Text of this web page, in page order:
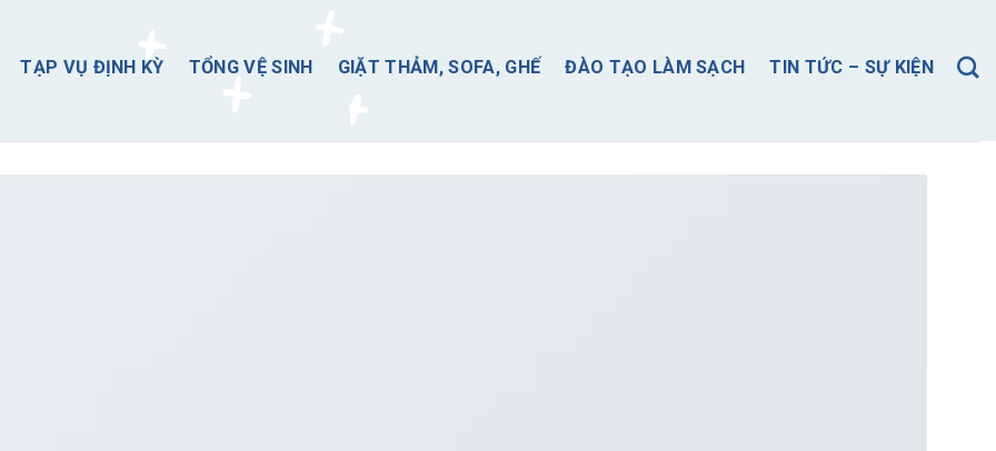
TẠP VỤ ĐỊNH KỲ TỔNG VỆ SINH GIẶT THẢM, SOFA, GHẾ ĐÀO TẠO LÀM SẠCH TIN TỨC – SỰ KIỆN